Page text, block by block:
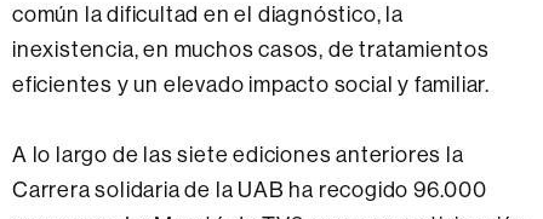
común la dificultad en el diagnóstico, la
inexistencia, en muchos casos, de tratamientos
eficientes y un elevado impacto social y familiar.
A lo largo de las siete ediciones anteriores la
Carrera solidaria de la UAB ha recogido 96.000